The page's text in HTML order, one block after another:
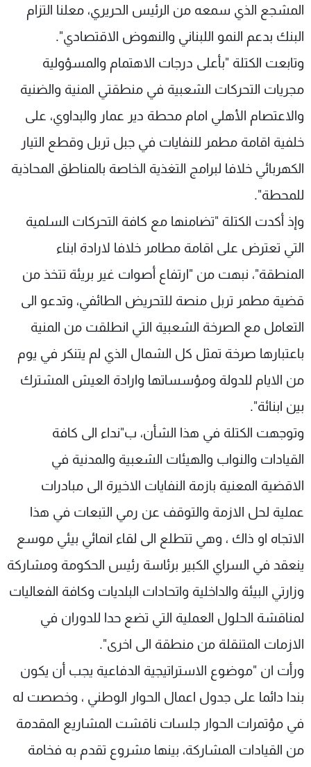
المشجع الذي سمعه من الرئيس الحريري، معلنا التزام
البنك بدعم النمو اللبناني والنهوض الاقتصادي".
وتابعت الكتلة "بأعلى درجات الاهتمام والمسؤولية
مجريات التحركات الشعبية في منطقتي المنية والضنية
والاعتصام الأهلي امام محطة دير عمار والبداوي، على
خلفية اقامة مطمر للنفايات في جبل تربل وقطع التيار
الكهربائي خلافا لبرامج التغذية الخاصة بالمناطق المحاذية
للمحطة".
وإذ أكدت الكتلة "تضامنها مع كافة التحركات السلمية
التي تعترض على اقامة مطامر خلافا لارادة ابناء
المنطقة"، نبهت من "ارتفاع أصوات غير بريئة تتخذ من
قضية مطمر تربل منصة للتحريض الطائفي، وتدعو الى
التعامل مع الصرخة الشعبية التي انطلقت من المنية
باعتبارها صرخة تمثل كل الشمال الذي لم يتنكر في يوم
من الايام للدولة ومؤسساتها وارادة العيش المشترك
بين ابنائة".
وتوجهت الكتلة في هذا الشأن، ب"نداء الى كافة
القيادات والنواب والهيئات الشعبية والمدنية في
الاقضية المعنية بازمة النفايات الاخيرة الى مبادرات
عملية لحل الازمة والتوقف عن رمي التبعات في هذا
الاتجاه او ذاك ، وهي تتطلع الى لقاء انمائي بيئي موسع
ينعقد في السراي الكبير برئاسة رئيس الحكومة ومشاركة
وزارتي البيئة والداخلية واتحادات البلديات وكافة الفعاليات
لمناقشة الحلول العملية التي تضع حدا للدوران في
الازمات المتنقلة من منطقة الى اخرى".
ورأت ان "موضوع الاستراتيجية الدفاعية يجب أن يكون
بندا دائما على جدول اعمال الحوار الوطني ، وخصصت له
في مؤتمرات الحوار جلسات ناقشت المشاريع المقدمة
من القيادات المشاركة، بينها مشروع تقدم به فخامة